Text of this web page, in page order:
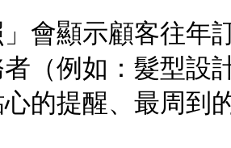
」會顯示顧客往
（例如：髮型設
的提醒、最周到